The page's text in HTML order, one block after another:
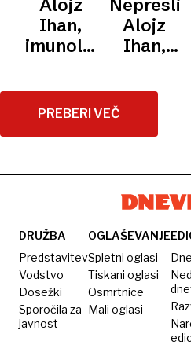
nastavljeni
sedanje
zdravstvo
Alojz
Ihan,
imunolog
publicist
Alojz
Ihan,
PREBERI VEČ
DRUŽBA
Predstavitev
Vodstvo
Dosežki
Sporočila za
javnost
OGLAŠEVANJE
Spletni oglasi
Tiskani oglasi
Osmrtnice
Mali oglasi